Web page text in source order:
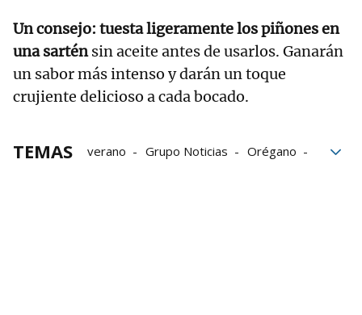
Un consejo: tuesta ligeramente los piñones en
una sarténsin aceite antes de usarlos. Ganarán
un sabor más intenso y darán un toque
crujiente delicioso a cada bocado.
TEMAS verano Grupo Noticias
Orégano